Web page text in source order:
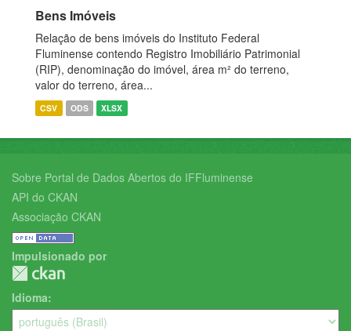
Bens Imóveis
Relação de bens imóveis do Instituto Federal
Fluminense contendo Registro Imobiliário Patrimonial
(RIP), denominação do imóvel, área m² do terreno,
valor do terreno, área...
CSV ODS XLSX
Sobre Portal de Dados Abertos do IFFluminense
API do CKAN
Associação CKAN
Impulsionado por
Idioma